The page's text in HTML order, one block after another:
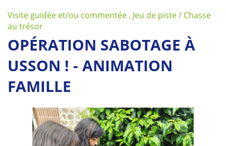
Visite guidée et/ou commentée , Jeu de piste / Chasse
au trésor
OPÉRATION SABOTAGE À
USSON ! - ANIMATION
FAMILLE